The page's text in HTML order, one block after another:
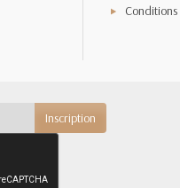
Conditions